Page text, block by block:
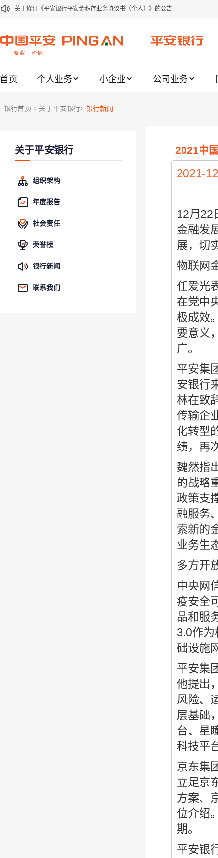
关于修订《平安银行平安金积存业务协议书（个人）》的公告
关于2021年劳动节期间代理贵金属业务风险提示的通知
关于加强代理贵金属业务风险防范的提示
关于进一步加强代理贵金属业务风险防范的提示
关于平安银行电子版信用卡更名为平安银行数字信用卡的公告
首页 个人业务 小企业 公司业务
银行首页 > 关于平安银行> 银行新闻
关于平安银行
组织架构
年度报告
社会责任
荣誉榜
银行新闻
联系我们
2021中
2021-
12月22
金融发
展，切
物联网
任爱光
在党中
极成效
要意义
广。
平安集
安银行
林在致
传输企
化转型
绩，再
魏然指
的战略
政策支
融服务
索新的
业务生
多方开
中央网
疫安全
品和服
3.0作
础设施
平安集
他提出
风险、
层基础
台、星
科技平
京东集
立足京
方案、
位介绍
期。
平安银